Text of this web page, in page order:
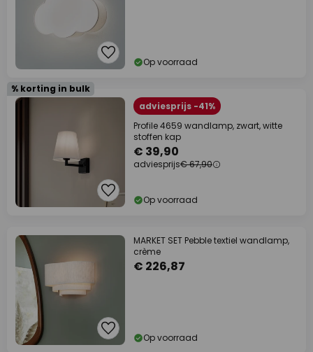
Op voorraad
% korting in bulk
adviesprijs -41%
Profile 4659 wandlamp, zwart, witte
stoffen kap
€ 39,90
adviesprijs€ 67,90
Op voorraad
MARKET SET Pebble textiel wandlamp,
crème
€ 226,87
Op voorraad